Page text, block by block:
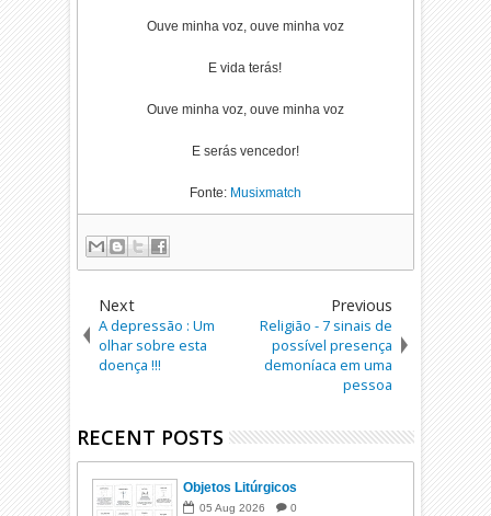
Ouve minha voz, ouve minha voz
E vida terás!
Ouve minha voz, ouve minha voz
E serás vencedor!
Fonte: Musixmatch
Next
A depressão : Um
olhar sobre esta
doença !!!
Previous
Religião - 7 sinais de
possível presença
demoníaca em uma
pessoa
RECENT POSTS
Objetos Litúrgicos
05 Aug 2026 0